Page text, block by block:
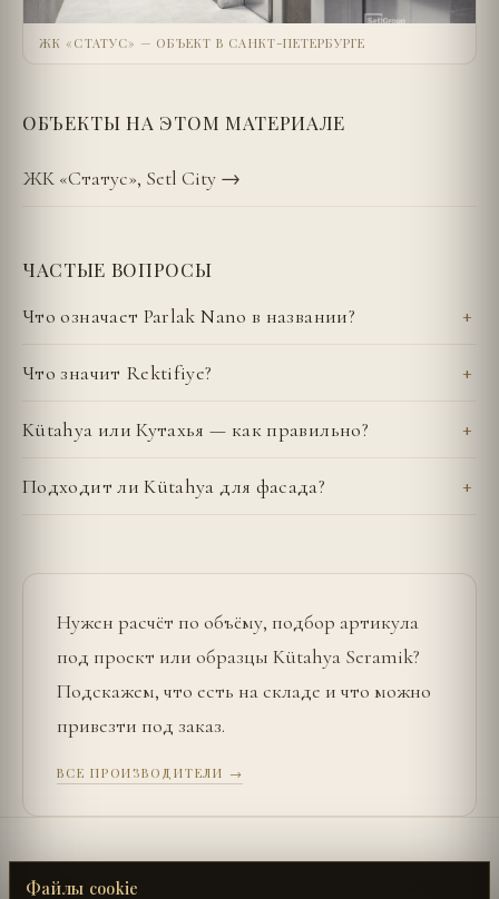
ЖК «СТАТУС» — ОБЪЕКТ В САНКТ-ПЕТЕРБУРГЕ
ОБЪЕКТЫ НА ЭТОМ МАТЕРИАЛЕ
ЖК «Статус», Setl City →
ЧАСТЫЕ ВОПРОСЫ
Что означает Parlak Nano в названии?
Что значит Rektifiye?
Kütahya или Кутахья — как правильно?
Подходит ли Kütahya для фасада?
Нужен расчёт по объёму, подбор артикула
под проект или образцы Kütahya Seramik?
Подскажем, что есть на складе и что можно
привезти под заказ.
ВСЕ ПРОИЗВОДИТЕЛИ →
← SURFACE LABORATORY
Файлы cookie